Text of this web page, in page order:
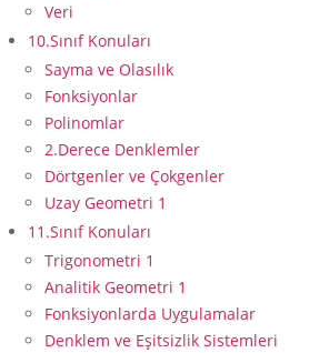
Veri
10.Sınıf Konuları
Sayma ve Olasılık
Fonksiyonlar
Polinomlar
2.Derece Denklemler
Dörtgenler ve Çokgenler
Uzay Geometri 1
11.Sınıf Konuları
Trigonometri 1
Analitik Geometri 1
Fonksiyonlarda Uygulamalar
Denklem ve Eşitsizlik Sistemleri